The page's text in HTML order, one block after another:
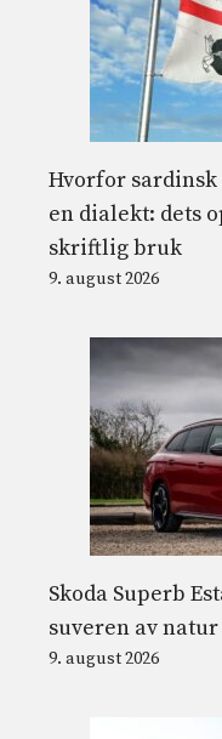
Hvorfor
en dialekt: dets
skriftlig bruk
9. august 2026
Skoda Superb
suveren av natur
9. august 2026